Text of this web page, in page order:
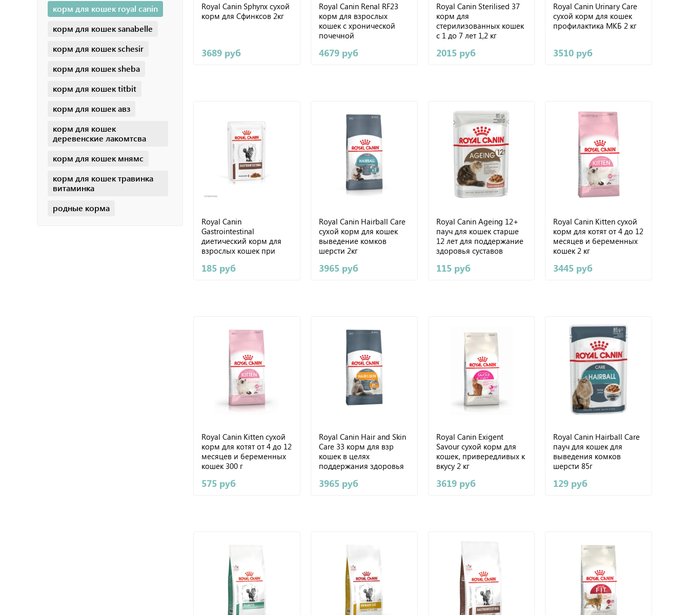
корм для кошек royal canin
корм для кошек sanabelle
корм для кошек schesir
корм для кошек sheba
корм для кошек titbit
корм для кошек авз
корм для кошек
деревенские лакомтсва
корм для кошек мнямс
корм для кошек травинка
витаминка
родные корма
Royal Canin Sphynx сухой
корм для Сфинксов 2кг
3689 руб
Royal Canin Renal RF23
корм для взрослых
кошек с хронической
почечной
4679 руб
Royal Canin Sterilised 37
корм для
стерилизованных кошек
с 1 до 7 лет 1,2 кг
2015 руб
Royal Canin Urinary Care
сухой корм для кошек
профилактика МКБ 2 кг
3510 руб
Royal Canin
Gastrointestinal
диетический корм для
взрослых кошек при
пищеварения 85г
185 руб
Royal Canin Hairball Care
сухой корм для кошек
выведение комков
шерсти 2кг
3965 руб
Royal Canin Ageing 12+
пауч для кошек старше
12 лет для поддержание
здоровья суставов
115 руб
Royal Canin Kitten сухой
корм для котят от 4 до 12
месяцев и беременных
кошек 2 кг
3445 руб
Royal Canin Kitten сухой
корм для котят от 4 до 12
месяцев и беременных
кошек 300 г
575 руб
Royal Canin Hair and Skin
Care 33 корм для взр
кошек в целях
поддержания здоровья
3965 руб
Royal Canin Exigent
Savour сухой корм для
кошек, привередливых к
вкусу 2 кг
3619 руб
Royal Canin Hairball Care
пауч для кошек для
выведения комков
шерсти 85г
129 руб